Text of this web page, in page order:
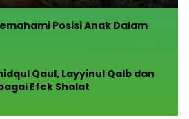
Posisi Anak Dalam
Qaul, Layyinul Qalb dan
Efek Shalat